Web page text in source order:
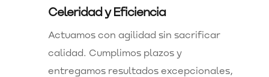
Celeridad y Eficiencia
Actuamos con agilidad sin sacrificar
calidad. Cumplimos plazos y
entregamos resultados excepcionales,